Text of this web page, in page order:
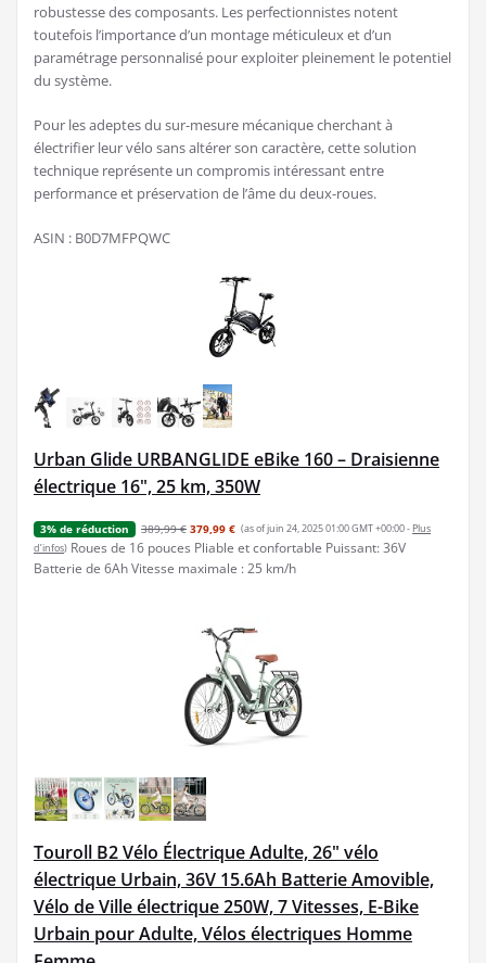
robustesse des composants. Les perfectionnistes notent
toutefois l’importance d’un montage méticuleux et d’un
paramétrage personnalisé pour exploiter pleinement le potentiel
du système.
Pour les adeptes du sur-mesure mécanique cherchant à
électrifier leur vélo sans altérer son caractère, cette solution
technique représente un compromis intéressant entre
performance et préservation de l’âme du deux-roues.
ASIN : B0D7MFPQWC
Urban Glide URBANGLIDE eBike 160 – Draisienne
électrique 16", 25 km, 350W
3% de réduction 389,99 € 379,99 € (as of juin 24, 2025 01:00 GMT +00:00 - Plus
d’infos) Roues de 16 pouces Pliable et confortable Puissant: 36V
Batterie de 6Ah Vitesse maximale : 25 km/h
Touroll B2 Vélo Électrique Adulte, 26" vélo
électrique Urbain, 36V 15.6Ah Batterie Amovible,
Vélo de Ville électrique 250W, 7 Vitesses, E-Bike
Urbain pour Adulte, Vélos électriques Homme